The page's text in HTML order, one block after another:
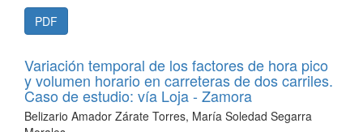
PDF
Variación temporal de los factores de hora pico
y volumen horario en carreteras de dos carriles.
Caso de estudio: vía Loja - Zamora
Belizario Amador Zárate Torres, María Soledad Segarra